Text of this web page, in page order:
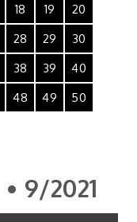
18 19
20
28 29
30
38 39
40
48 49
50
9/2021